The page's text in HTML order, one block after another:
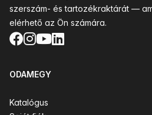
szerszám- és tartozékraktárát —
elérhető az Ön számára.
Facebook
Instagram
YouTube
LinkedIn
ODAMEGY
Katalógus